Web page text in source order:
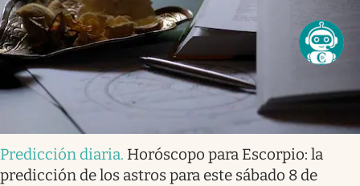
Predicción diaria. Horóscopo para Escorpio: la
predicción de los astros para este sábado 8 de